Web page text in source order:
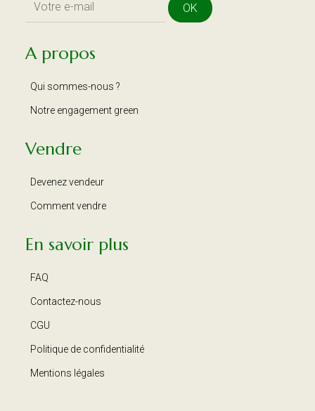
OK
A propos
Qui sommes-nous ?
Notre engagement green
Vendre
Devenez vendeur
Comment vendre
En savoir plus
FAQ
Contactez-nous
CGU
Politique de confidentialité
Mentions légales